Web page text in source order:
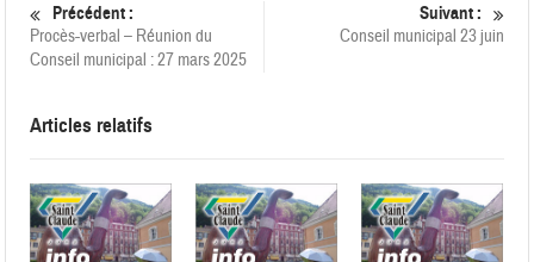
Précédent :
Procès-verbal – Réunion du
Conseil municipal : 27 mars 2025
Suivant :
Conseil municipal 23 juin
Articles relatifs